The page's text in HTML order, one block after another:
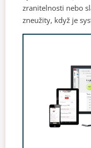
zranitelnosti nebo
zneužity, když je